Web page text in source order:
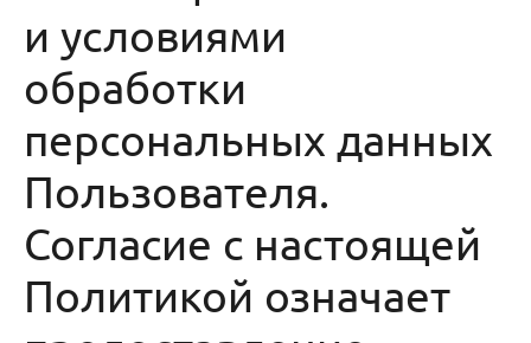
и условиями
обработки
персональных данных
Пользователя.
Согласие с настоящей
Политикой означает